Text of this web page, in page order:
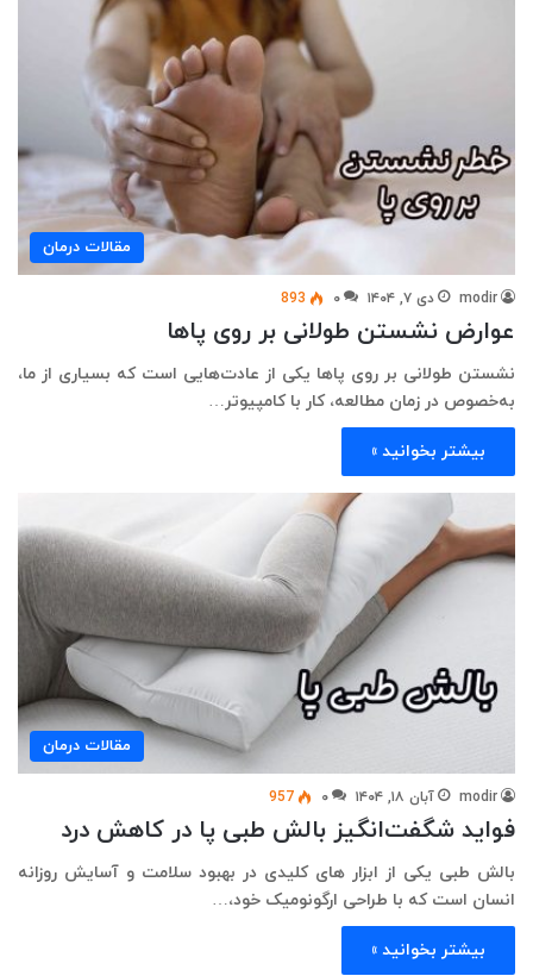
مقالات درمان
modir دی ۷, ۱۴۰۴ ۰ 893
عوارض نشستن طولانی بر روی پاها
نشستن طولانی بر روی پاها یکی از عادت‌هایی است که بسیاری از ما،
به‌خصوص در زمان مطالعه، کار با کامپیوتر…
بیشتر بخوانید »
مقالات درمان
modir آبان ۱۸, ۱۴۰۴ ۰ 957
فواید شگفت‌انگیز بالش طبی پا در کاهش درد
بالش طبی یکی از ابزار های کلیدی در بهبود سلامت و آسایش روزانه
انسان است که با طراحی ارگونومیک خود،…
بیشتر بخوانید »